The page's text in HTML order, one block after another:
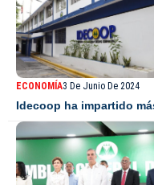
ECONOMÍA3 De Junio De 2024
Idecoop ha impartido